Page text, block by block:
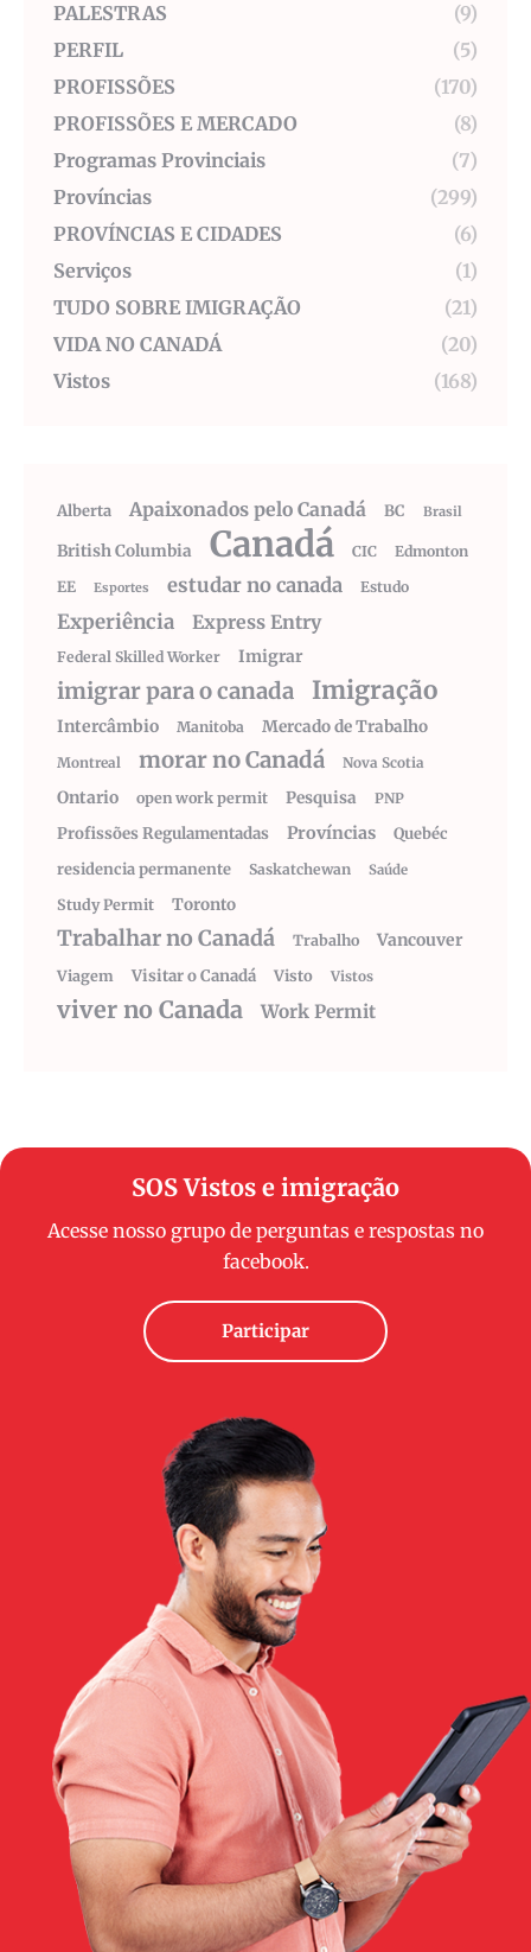
PALESTRAS
(9)
PERFIL
(5)
PROFISSÕES
(170)
PROFISSÕES E MERCADO
(8)
Programas Provinciais
(7)
Províncias
(299)
PROVÍNCIAS E CIDADES
(6)
Serviços
(1)
TUDO SOBRE IMIGRAÇÃO
(21)
VIDA NO CANADÁ
(20)
Vistos
(168)
Alberta Apaixonados pelo Canadá BC Brasil
British Columbia Canadá CIC
Edmonton
EE
Esportes estudar no canada Estudo
Experiência Express Entry
Federal Skilled Worker Imigrar
imigrar para o canada Imigração
Intercâmbio Manitoba Mercado de Trabalho
Montreal morar no Canadá Nova Scotia
Ontario open work permit Pesquisa PNP
Profissões Regulamentadas Províncias
Quebéc
residencia permanente
Saskatchewan Saúde
Study Permit Toronto
Trabalhar no Canadá Trabalho Vancouver
Viagem Visitar o Canadá Visto Vistos
viver no Canada Work Permit
SOS Vistos e imigração
Acesse nosso grupo de perguntas e respostas no
facebook.
Participar